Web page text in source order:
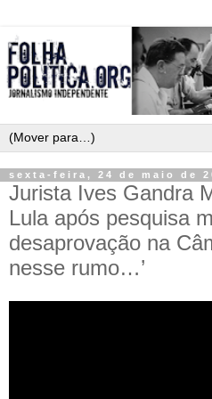
sexta-feira, 24 de maio de
Jurista Ives Gandra
Lula após pesquisa
desaprovação na
nesse rumo…’